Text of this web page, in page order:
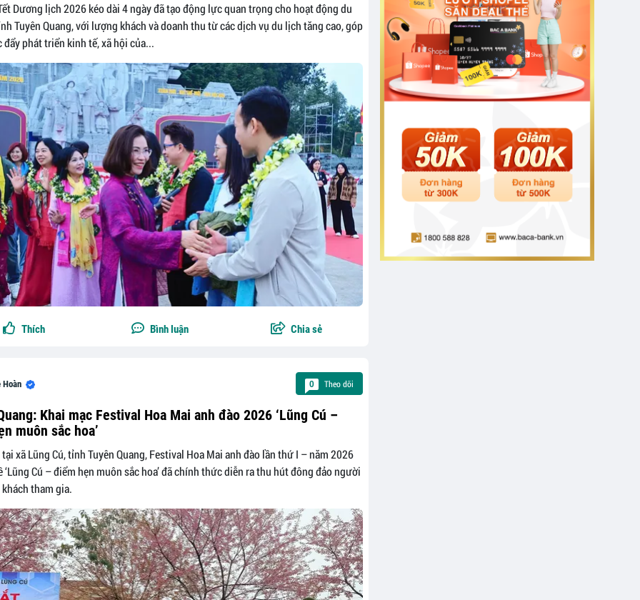
Dương lịch 2026 kéo dài 4 ngày đã tạo động lực quan trọng cho hoạt động du
Tuyên Quang, với lượng khách và doanh thu từ các dịch vụ du lịch tăng cao, góp
đẩy phát triển kinh tế, xã hội của...
Thích Bình luận Chia sẻ
Hoàn 0 Theo dõi
Khai mạc Festival Hoa Mai anh đào 2026 ‘Lũng Cú –
muôn sắc hoa’
xã Lũng Cú, tỉnh Tuyên Quang, Festival Hoa Mai anh đào lần thứ I – năm 2026
‘Lũng Cú – điểm hẹn muôn sắc hoa’ đã chính thức diễn ra thu hút đông đảo người
tham gia.